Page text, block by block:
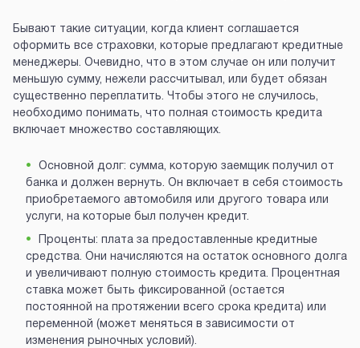
Бывают такие ситуации, когда клиент соглашается
оформить все страховки, которые предлагают кредитные
менеджеры. Очевидно, что в этом случае он или получит
меньшую сумму, нежели рассчитывал, или будет обязан
существенно переплатить. Чтобы этого не случилось,
необходимо понимать, что полная стоимость кредита
включает множество составляющих.
Основной долг: сумма, которую заемщик получил от
банка и должен вернуть. Он включает в себя стоимость
приобретаемого автомобиля или другого товара или
услуги, на которые был получен кредит.
Проценты: плата за предоставленные кредитные
средства. Они начисляются на остаток основного долга
и увеличивают полную стоимость кредита. Процентная
ставка может быть фиксированной (остается
постоянной на протяжении всего срока кредита) или
переменной (может меняться в зависимости от
изменения рыночных условий).